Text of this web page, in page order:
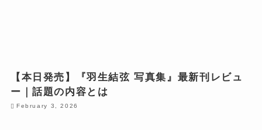
【本日発売】『羽生結弦 写真集』最新刊レビュ
ー｜話題の内容とは
February 3, 2026